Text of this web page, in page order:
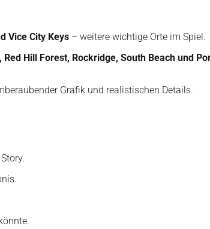
Vice City Keys – weitere wichtige Orte im Spiel.
Hill Forest, Rockridge, South Beach und
Grafik und realistischen Details.